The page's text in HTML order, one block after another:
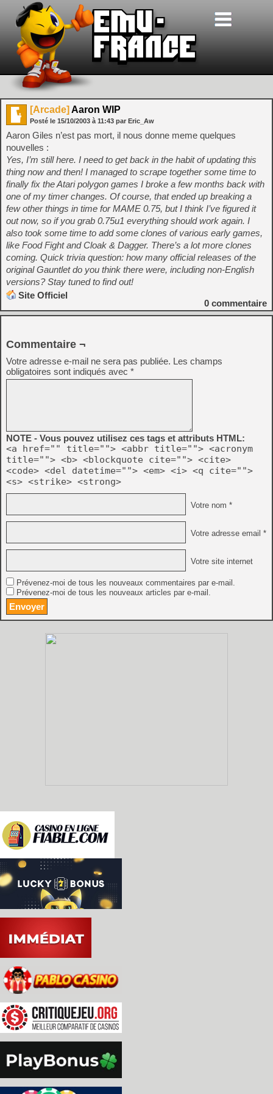
[Arcade] Aaron WIP
Posté le 15/10/2003 à 11:43 par Eric_Aw
Aaron Giles n’est pas mort, il nous donne meme quelques
nouvelles :
Yes, I’m still here. I need to get back in the habit of updating this
thing now and then! I managed to scrape together some time to
finally fix the Atari polygon games I broke a few months back with
one of my timer changes. Of course, that ended up breaking a
few other things in time for MAME 0.75, but I think I’ve figured it
out now, so if you grab 0.75u1 everything should work again. I
also took some time to add some clones of various early games,
like Food Fight and Cloak & Dagger. There’s a lot more clones
coming. Quick trivia question: how many official releases of the
original Gauntlet do you think there were, including non-English
versions? Stay tuned to find out!
Site Officiel
0 commentaire
Commentaire ¬
Votre adresse e-mail ne sera pas publiée. Les champs
obligatoires sont indiqués avec *
NOTE - Vous pouvez utilisez ces tags et attributs HTML:
<a href="" title=""> <abbr title=""> <acronym
title=""> <b> <blockquote cite=""> <cite>
<code> <del datetime=""> <em> <i> <q cite="">
<s> <strike> <strong>
Votre nom *
Votre adresse email *
Votre site internet
Prévenez-moi de tous les nouveaux commentaires par e-mail.
Prévenez-moi de tous les nouveaux articles par e-mail.